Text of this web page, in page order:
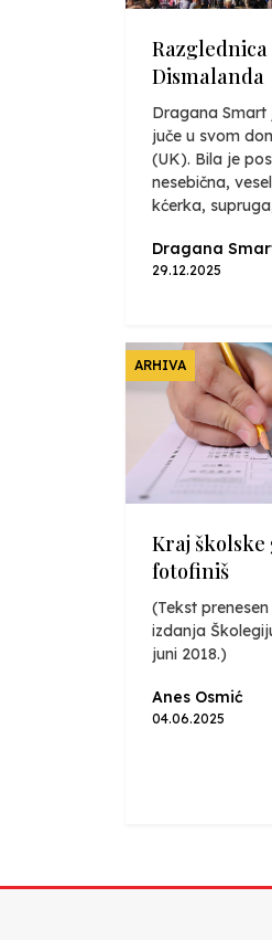
Razglednica
Dismalanda
Dragana Smart
juče u svom
(UK). Bila je
nesebična,
kćerka,
Dragana
29.12.2025
ARHIVA
Kraj školske
fotofiniš
(Tekst
izdanja
juni 2018.)
Anes Osmić
04.06.2025